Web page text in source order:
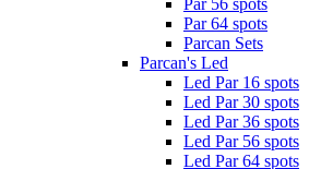
Par 56 spots
Par 64 spots
Parcan Sets
Parcan's Led
Led Par 16 spots
Led Par 30 spots
Led Par 36 spots
Led Par 56 spots
Led Par 64 spots